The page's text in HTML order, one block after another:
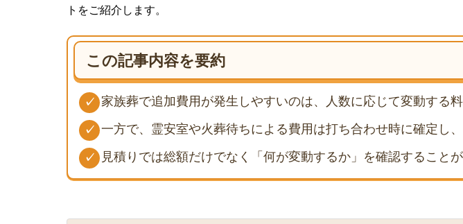
トをご紹介します。
この記事内容を要約
✓ 家族葬で追加費用が発生しやすいのは、人数に応じて変動する
✓ 一方で、霊安室や火葬待ちによる費用は打ち合わせ時に確定し
✓ 見積りでは総額だけでなく「何が変動するか」を確認すること